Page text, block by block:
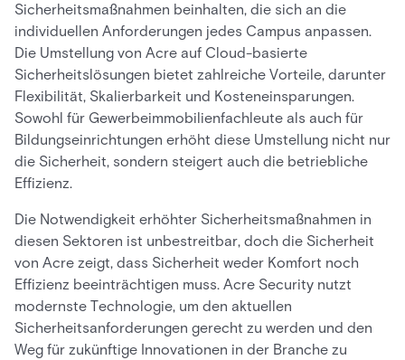
Sicherheitsmaßnahmen beinhalten, die sich an die
individuellen Anforderungen jedes Campus anpassen.
Die Umstellung von Acre auf Cloud-basierte
Sicherheitslösungen bietet zahlreiche Vorteile, darunter
Flexibilität, Skalierbarkeit und Kosteneinsparungen.
Sowohl für Gewerbeimmobilienfachleute als auch für
Bildungseinrichtungen erhöht diese Umstellung nicht nur
die Sicherheit, sondern steigert auch die betriebliche
Effizienz.
Die Notwendigkeit erhöhter Sicherheitsmaßnahmen in
diesen Sektoren ist unbestreitbar, doch die Sicherheit
von Acre zeigt, dass Sicherheit weder Komfort noch
Effizienz beeinträchtigen muss. Acre Security nutzt
modernste Technologie, um den aktuellen
Sicherheitsanforderungen gerecht zu werden und den
Weg für zukünftige Innovationen in der Branche zu